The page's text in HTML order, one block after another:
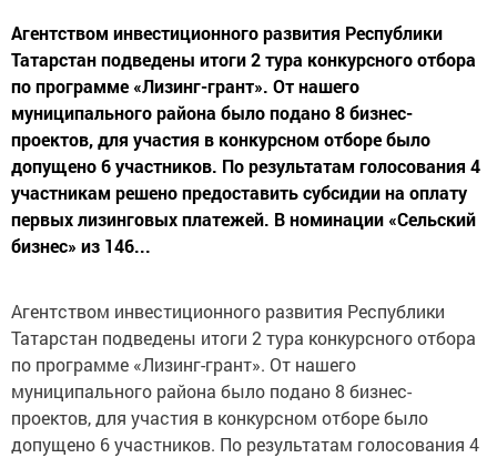
Агентством инвестиционного развития Республики
Татарстан подведены итоги 2 тура конкурсного отбора
по программе «Лизинг-грант». От нашего
муниципального района было подано 8 бизнес-
проектов, для участия в конкурсном отборе было
допущено 6 участников. По результатам голосования 4
участникам решено предоставить субсидии на оплату
первых лизинговых платежей. В номинации «Сельский
бизнес» из 146...
Агентством инвестиционного развития Республики
Татарстан подведены итоги 2 тура конкурсного отбора
по программе «Лизинг-грант». От нашего
муниципального района было подано 8 бизнес-
проектов, для участия в конкурсном отборе было
допущено 6 участников. По результатам голосования 4